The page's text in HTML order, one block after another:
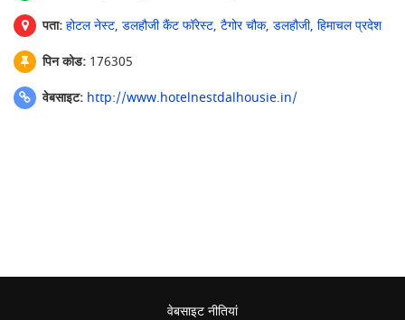
पता: होटल नेस्ट, डलहौजी कैंट फॉरेस्ट, टैगोर चौक, डलहौजी, हिमाचल प्रदेश
पिन कोड: 176305
वेबसाइट: http://www.hotelnestdalhousie.in/
वेबसाइट नीतियां